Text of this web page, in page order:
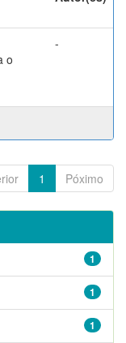
o
-
1 Póximo
1
1
1